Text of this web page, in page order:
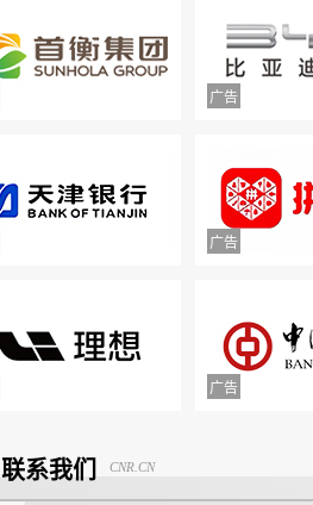
退款
联系我们 CNR.CN